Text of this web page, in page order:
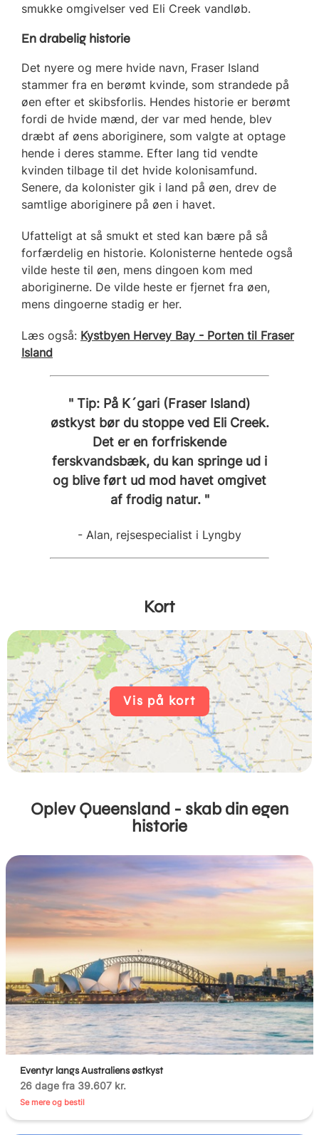
smukke omgivelser ved Eli Creek vandløb.
En drabelig historie
Det nyere og mere hvide navn, Fraser Island
stammer fra en berømt kvinde, som strandede på
øen efter et skibsforlis. Hendes historie er berømt
fordi de hvide mænd, der var med hende, blev
dræbt af øens aboriginere, som valgte at optage
hende i deres stamme. Efter lang tid vendte
kvinden tilbage til det hvide kolonisamfund.
Senere, da kolonister gik i land på øen, drev de
samtlige aboriginere på øen i havet.
Ufatteligt at så smukt et sted kan bære på så
forfærdelig en historie. Kolonisterne hentede også
vilde heste til øen, mens dingoen kom med
aboriginerne. De vilde heste er fjernet fra øen,
mens dingoerne stadig er her.
Læs også: Kystbyen Hervey Bay - Porten til Fraser
Island
" Tip: På K´gari (Fraser Island)
østkyst bør du stoppe ved Eli Creek.
Det er en forfriskende
ferskvandsbæk, du kan springe ud i
og blive ført ud mod havet omgivet
af frodig natur. "
- Alan, rejsespecialist i Lyngby
Kort
Vis på kort
Oplev Queensland - skab din egen
historie
Eventyr langs Australiens østkyst
26 dage fra 39.607 kr.
Se mere og bestil